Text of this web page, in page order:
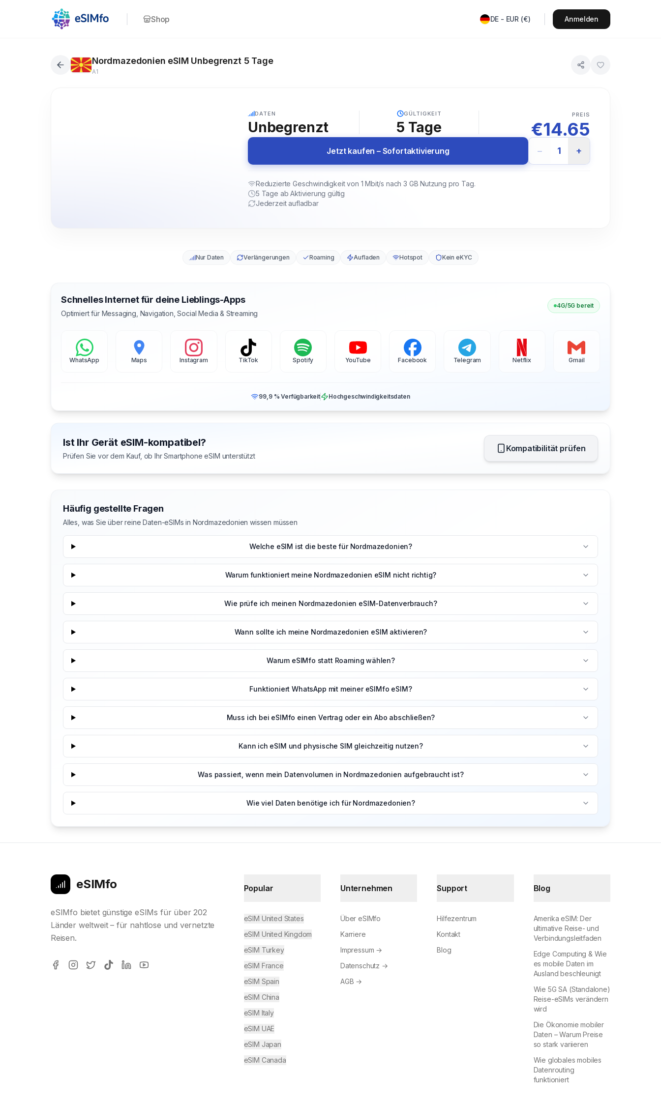
Shop DE - EUR (€) Anmelden
Nordmazedonien eSIM Unbegrenzt 5 Tage
A1
DATEN
Unbegrenzt
GÜLTIGKEIT
5 Tage
PREIS
€14.65
Jetzt kaufen – Sofortaktivierung − 1 +
Reduzierte Geschwindigkeit von 1 Mbit/s nach 3 GB Nutzung pro Tag.
5 Tage ab Aktivierung gültig
Jederzeit aufladbar
Nur Daten Verlängerungen Roaming Aufladen Hotspot Kein eKYC
Schnelles Internet für deine Lieblings-Apps
Optimiert für Messaging, Navigation, Social Media & Streaming
4G/5G bereit
WhatsApp Maps Instagram TikTok Spotify YouTube Facebook Telegram Netflix Gmail
99,9 % Verfügbarkeit Hochgeschwindigkeitsdaten
Ist Ihr Gerät eSIM-kompatibel?
Prüfen Sie vor dem Kauf, ob Ihr Smartphone eSIM unterstützt
Kompatibilität prüfen
Häufig gestellte Fragen
Alles, was Sie über reine Daten-eSIMs in Nordmazedonien wissen müssen
Welche eSIM ist die beste für Nordmazedonien?
Warum funktioniert meine Nordmazedonien eSIM nicht richtig?
Wie prüfe ich meinen Nordmazedonien eSIM-Datenverbrauch?
Wann sollte ich meine Nordmazedonien eSIM aktivieren?
Warum eSIMfo statt Roaming wählen?
Funktioniert WhatsApp mit meiner eSIMfo eSIM?
Muss ich bei eSIMfo einen Vertrag oder ein Abo abschließen?
Kann ich eSIM und physische SIM gleichzeitig nutzen?
Was passiert, wenn mein Datenvolumen in Nordmazedonien aufgebraucht ist?
Wie viel Daten benötige ich für Nordmazedonien?
eSIMfo
eSIMfo bietet günstige eSIMs für über 202
Länder weltweit – für nahtlose und vernetzte
Reisen.
Popular
eSIM United States
eSIM United Kingdom
eSIM Turkey
eSIM France
eSIM Spain
eSIM China
eSIM Italy
eSIM UAE
eSIM Japan
eSIM Canada
Unternehmen
Über eSIMfo
Karriere
Impressum →
Datenschutz →
AGB →
Support
Hilfezentrum
Kontakt
Blog
Blog
Amerika eSIM: Der
ultimative Reise- und
Verbindungsleitfaden
Edge Computing & Wie
es mobile Daten im
Ausland beschleunigt
Wie 5G SA (Standalone)
Reise-eSIMs verändern
wird
Die Ökonomie mobiler
Daten – Warum Preise
so stark variieren
Wie globales mobiles
Datenrouting
funktioniert